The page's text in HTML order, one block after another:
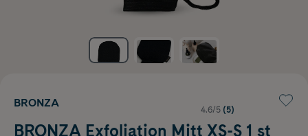
BRONZA
4.6/5 (5)
BRONZA Exfoliation Mitt XS-S 1 st